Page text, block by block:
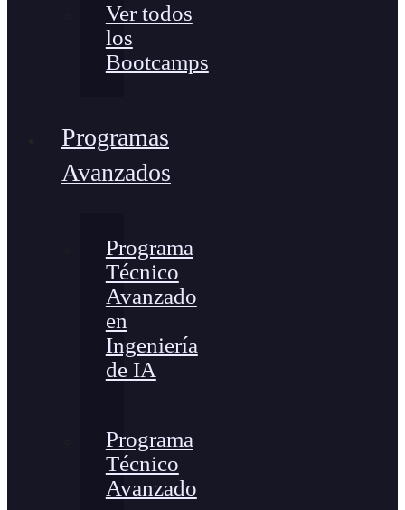
Ver todos
los
Bootcamps
Programas
Avanzados
Programa
Técnico
Avanzado
en
Ingeniería
de IA
Programa
Técnico
Avanzado